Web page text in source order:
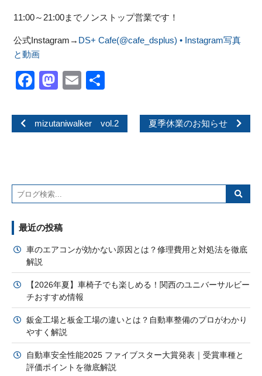
11:00～21:00までノンストップ営業です！
公式Instagram→ DS+ Cafe(@cafe_dsplus) • Instagram写真
と動画
Facebook
Mastodon
Email
mizutaniwalker vol.2 夏季休業のお知らせ
最近の投稿
車のエアコンが効かない原因とは？修理費用と対処法を徹底
解説
【2026年夏】車椅子でも楽しめる！関西のユニバーサルビー
チおすすめ情報
鈑金工場と板金工場の違いとは？自動車整備のプロがわかり
やすく解説
自動車安全性能2025 ファイブスター大賞発表｜受賞車種と
評価ポイントを徹底解説